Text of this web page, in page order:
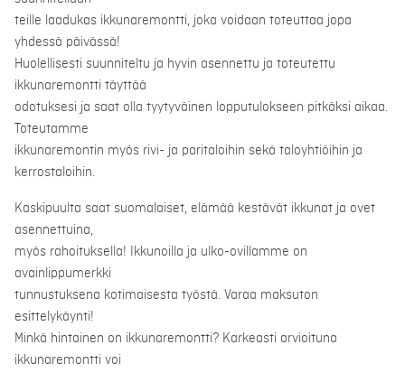
teille laadukas ikkunaremontti, joka voidaan toteuttaa jopa
yhdessä päivässä!
Huolellisesti suunniteltu ja hyvin asennettu ja toteutettu
ikkunaremontti täyttää
odotuksesi ja saat olla tyytyväinen lopputulokseen pitkäksi aikaa.
Toteutamme
ikkunaremontin myös rivi- ja paritaloihin sekä taloyhtiöihin ja
kerrostaloihin.
Kaskipuulta saat suomalaiset, elämää kestävät ikkunat ja ovet
asennettuina,
myös rahoituksella! Ikkunoilla ja ulko-ovillamme on
avainlippumerkki
tunnustuksena kotimaisesta työstä. Varaa maksuton
esittelykäynti!
Minkä hintainen on ikkunaremontti? Karkeasti arvioituna
ikkunaremontti voi